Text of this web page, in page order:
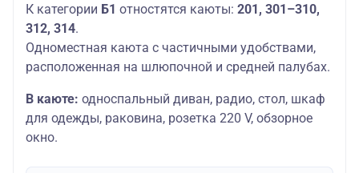
К категории Б1 отностятся каюты: 201, 301–310,
312, 314.
Одноместная каюта с частичными удобствами,
расположенная на шлюпочной и средней палубах.
В каюте: односпальный диван, радио, стол, шкаф
для одежды, раковина, розетка 220 V, обзорное
окно.